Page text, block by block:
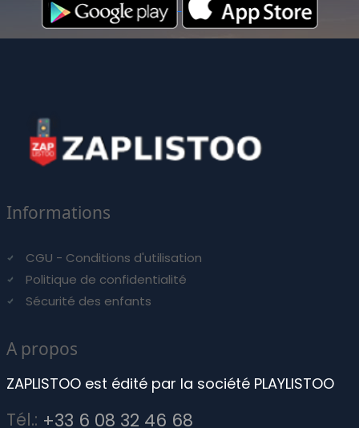
Informations
CGU - Conditions d'utilisation
Politique de confidentialité
Sécurité des enfants
A propos
ZAPLISTOO est édité par la société PLAYLISTOO
Tél.: +33 6 08 32 46 68